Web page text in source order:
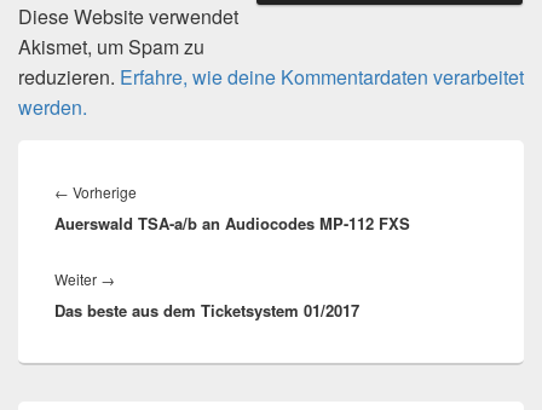
Diese Website verwendet
Akismet, um Spam zu
reduzieren. Erfahre, wie deine Kommentardaten verarbeitet
werden.
← Vorherige
Beitrag:
Auerswald TSA-a/b an Audiocodes MP-112 FXS
Weiter →
Beitrag:
Das beste aus dem Ticketsystem 01/2017